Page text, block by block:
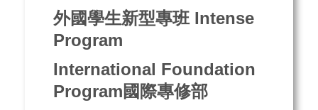
外國學生新型專班 Intense
Program
International Foundation
Program國際專修部